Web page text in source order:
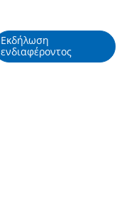
Εκδήλωση
ενδιαφέροντος